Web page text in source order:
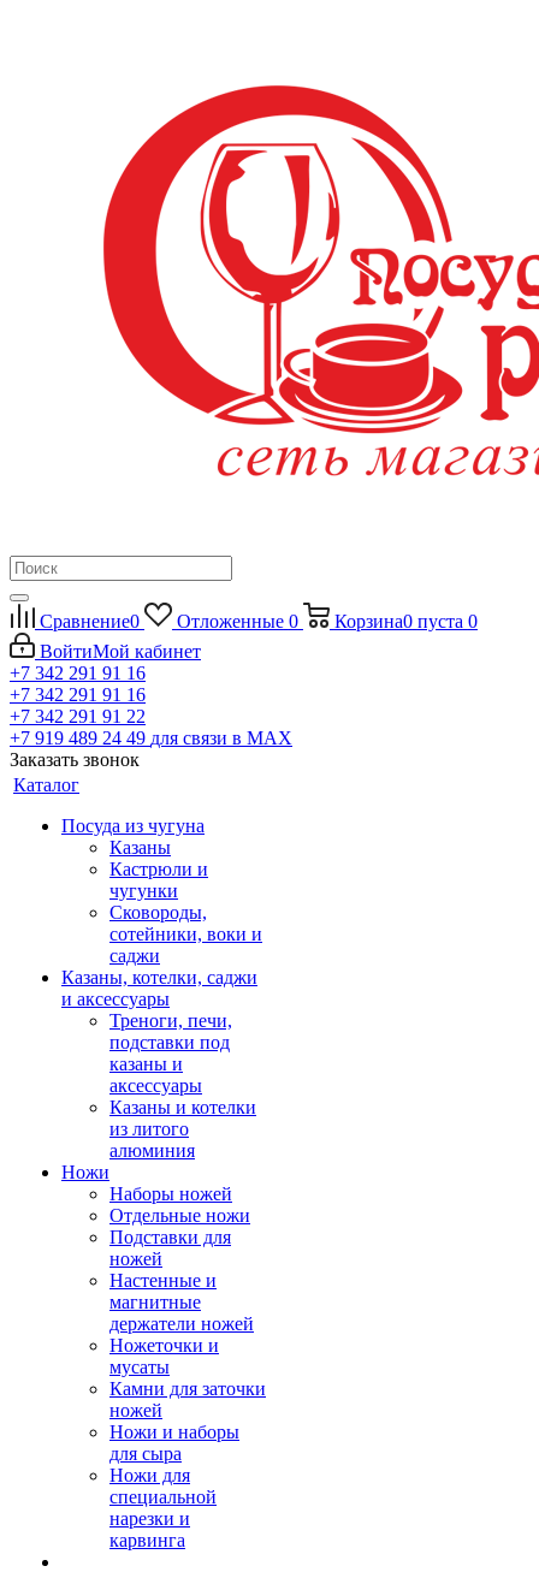
Сравнение0 Отложенные 0 Корзина0 пуста 0
ВойтиМой кабинет
+7 342 291 91 16
+7 342 291 91 16
+7 342 291 91 22
+7 919 489 24 49 для связи в МАХ
Заказать звонок
Каталог
Посуда из чугуна
Казаны
Кастрюли и
чугунки
Сковороды,
сотейники, воки и
саджи
Казаны, котелки, саджи
и аксессуары
Треноги, печи,
подставки под
казаны и
аксессуары
Казаны и котелки
из литого
алюминия
Ножи
Наборы ножей
Отдельные ножи
Подставки для
ножей
Настенные и
магнитные
держатели ножей
Ножеточки и
мусаты
Камни для заточки
ножей
Ножи и наборы
для сыра
Ножи для
специальной
нарезки и
карвинга